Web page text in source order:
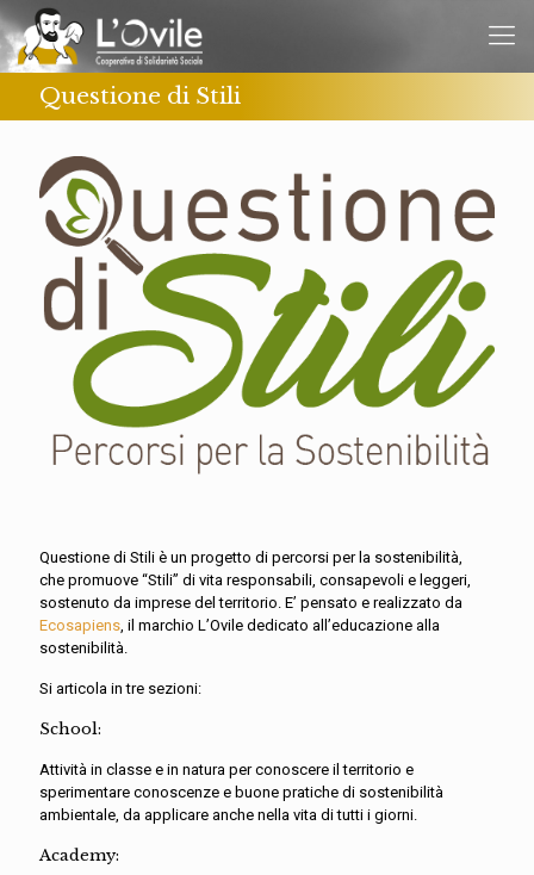
Questione di Stili
Questione di Stili è un progetto di percorsi per la sostenibilità,
che promuove “Stili” di vita responsabili, consapevoli e leggeri,
sostenuto da imprese del territorio. E’ pensato e realizzato da
Ecosapiens , il marchio L’Ovile dedicato all’educazione alla
sostenibilità.
Si articola in tre sezioni:
School:
Attività in classe e in natura per conoscere il territorio e
sperimentare conoscenze e buone pratiche di sostenibilità
ambientale, da applicare anche nella vita di tutti i giorni.
Academy: